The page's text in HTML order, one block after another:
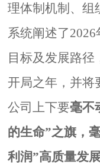
理体制机制、组
系统阐述了
目标及发展路径
开局之年，并将
公司上下要毫不
的生命”之旗，
利润”高质量发